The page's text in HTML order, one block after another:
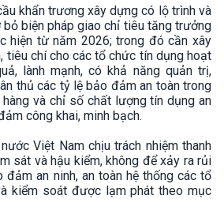
khẩn trương xây dựng có lộ trình và
biện pháp giao chỉ tiêu tăng trưởng
hiện từ năm 2026; trong đó cần xây
tiêu chí cho các tổ chức tín dụng hoạt
lành mạnh, có khả năng quản trị,
thủ các tỷ lệ bảo đảm an toàn trong
và chỉ số chất lượng tín dụng an
công khai, minh bạch.
Việt Nam chịu trách nhiệm thanh
sát và hậu kiểm, không để xảy ra rủi
đảm an ninh, an toàn hệ thống các tổ
kiểm soát được lạm phát theo mục